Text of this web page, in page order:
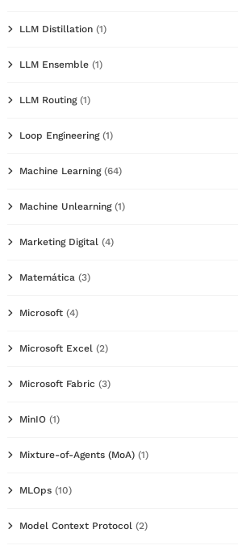
LLM Distillation (1)
LLM Ensemble (1)
LLM Routing(1)
Loop Engineering(1)
Machine Learning(64)
Machine Unlearning(1)
Marketing Digital (4)
Matemática (3)
Microsoft (4)
Microsoft Excel (2)
Microsoft Fabric (3)
MinIO (1)
Mixture-of-Agents (MoA) (1)
MLOps (10)
Model Context Protocol (2)